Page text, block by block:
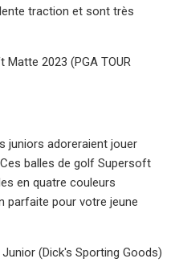
traction et sont très
2023 (PGA TOUR
juniors adoreraient jouer
balles de golf Supersoft
en quatre couleurs
pour votre jeune
(Dick's Sporting Goods)